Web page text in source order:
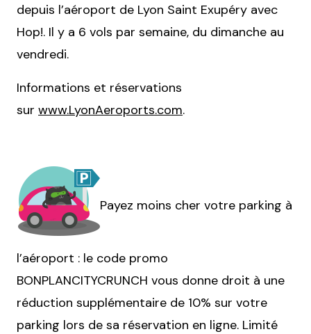
depuis l’aéroport de Lyon Saint Exupéry avec
Hop!. Il y a 6 vols par semaine, du dimanche au
vendredi.
Informations et réservations
sur www.LyonAeroports.com.
Payez moins cher votre parking à
l’aéroport : le code promo
BONPLANCITYCRUNCH vous donne droit à une
réduction supplémentaire de 10% sur votre
parking lors de sa réservation en ligne. Limité